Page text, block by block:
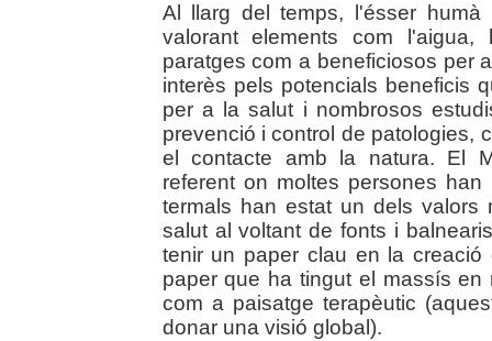
Al llarg del temps, l'ésser
valorant elements com
paratges com a beneficiosos per
interès pels potencials beneficis
per a la salut i nombrosos
prevenció i control de patologies,
el contacte amb la natura. El
referent on moltes persones
termals han estat un dels valors
salut al voltant de fonts i
tenir un paper clau en la
paper que ha tingut el massís
com a paisatge terapèutic
donar una visió global).